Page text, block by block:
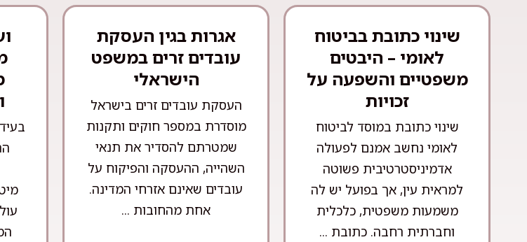
שינוי כתובת בביטוח
לאומי – היבטים
משפטיים והשפעה על
זכויות
שינוי כתובת במוסד לביטוח
לאומי נחשב אמנם לפעולה
אדמיניסטרטיבית פשוטה
למראית עין, אך בפועל יש לה
משמעות משפטית, כלכלית
וחברתית רחבה. כתובת ...
אגרות בגין העסקת
עובדים זרים במשפט
הישראלי
העסקת עובדים זרים בישראל
מוסדרת במספר חוקים ותקנות
שמטרתם להסדיר את תנאי
השהייה, ההעסקה והפיקוח על
עובדים שאינם אזרחי המדינה.
אחת מהחובות ...